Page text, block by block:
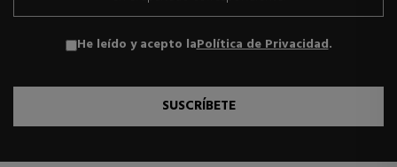
He leído y acepto laPolítica de Privacidad.
SUSCRÍBETE